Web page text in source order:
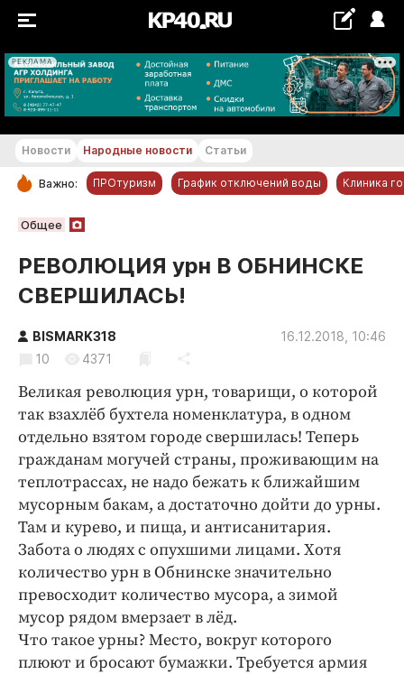
РЕКЛАМА
+23...+24 °С
РУБРИКИ
Обнинск
Новости компаний
Статьи
Народные новости
Авто и транспорт
Благоустройство
Криминал
Культура
Недвижимость и ЖКХ
Образование
Общество
Погода
Праздники
Происшествия
Спорт
Экономика и бизнес
Новости Народные новости Статьи
Важно: ПРОтуризм График отключений воды Клиника
Общее
РЕВОЛЮЦИЯ урн В ОБНИНСКЕ
СВЕРШИЛАСЬ!
BISMARK318
16.12.2018, 10:46
10
4371
Великая революция урн, товарищи, о которой
так взахлёб бухтела номенклатура, в одном
отдельно взятом городе свершилась! Теперь
гражданам могучей страны, проживающим на
теплотрассах, не надо бежать к ближайшим
мусорным бакам, а достаточно дойти до урны.
Там и курево, и пища, и антисанитария.
Забота о людях с опухшими лицами. Хотя
количество урн в Обнинске значительно
превосходит количество мусора, а зимой
мусор рядом вмерзает в лёд.
Что такое урны? Место, вокруг которого
плюют и бросают бумажки. Требуется армия